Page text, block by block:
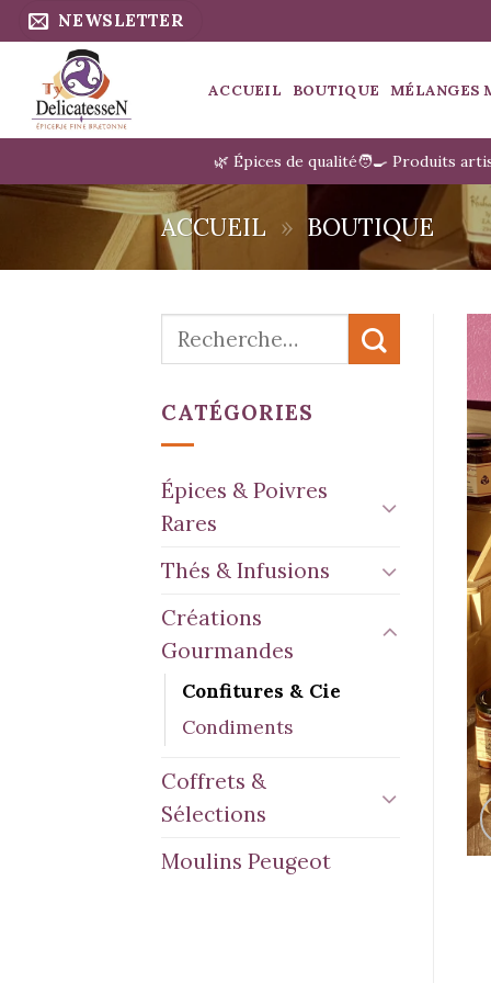
Passer
au
contenu
NEWSLETTER
ACCUEIL BOUTIQUE MÉLANGES
🌿 Épices de qualité🧑‍🍳 Produits
ACCUEIL » BOUTIQUE
Recherche
CATÉGORIES
Épices & Poivres
Rares
Thés & Infusions
Créations
Gourmandes
Confitures & Cie
Condiments
Coffrets &
Sélections
Moulins Peugeot